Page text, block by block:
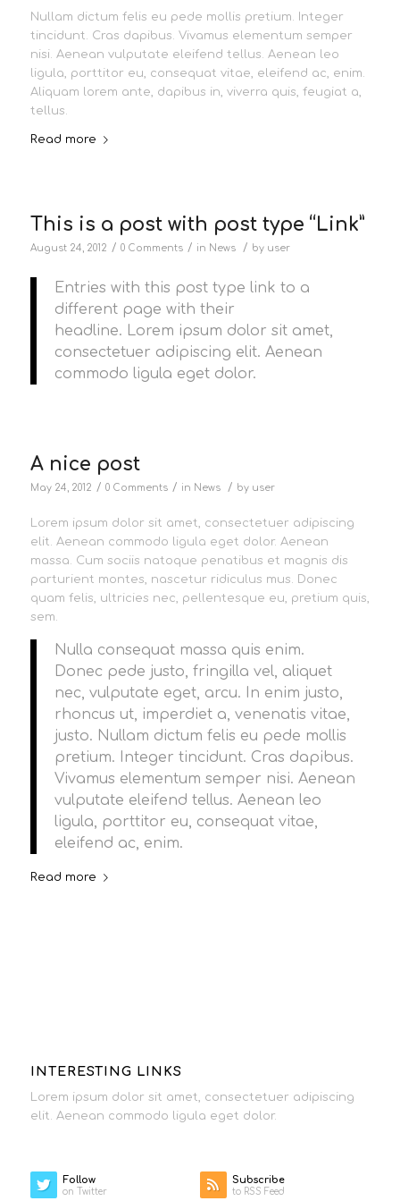
Nullam dictum felis eu pede mollis pretium. Integer
tincidunt. Cras dapibus. Vivamus elementum semper
nisi. Aenean vulputate eleifend tellus. Aenean leo
ligula, porttitor eu, consequat vitae, eleifend ac, enim.
Aliquam lorem ante, dapibus in, viverra quis, feugiat a,
tellus.
Read more
This is a post with post type “Link”
August 24, 2012 / 0 Comments / in News / by user
Entries with this post type link to a
different page with their
headline. Lorem ipsum dolor sit amet,
consectetuer adipiscing elit. Aenean
commodo ligula eget dolor.
A nice post
May 24, 2012 / 0 Comments / in News / by user
Lorem ipsum dolor sit amet, consectetuer adipiscing
elit. Aenean commodo ligula eget dolor. Aenean
massa. Cum sociis natoque penatibus et magnis dis
parturient montes, nascetur ridiculus mus. Donec
quam felis, ultricies nec, pellentesque eu, pretium quis,
sem.
Nulla consequat massa quis enim.
Donec pede justo, fringilla vel, aliquet
nec, vulputate eget, arcu. In enim justo,
rhoncus ut, imperdiet a, venenatis vitae,
justo. Nullam dictum felis eu pede mollis
pretium. Integer tincidunt. Cras dapibus.
Vivamus elementum semper nisi. Aenean
vulputate eleifend tellus. Aenean leo
ligula, porttitor eu, consequat vitae,
eleifend ac, enim.
Read more
INTERESTING LINKS
Lorem ipsum dolor sit amet, consectetuer adipiscing
elit. Aenean commodo ligula eget dolor.
Follow
on Twitter
Subscribe
to RSS Feed